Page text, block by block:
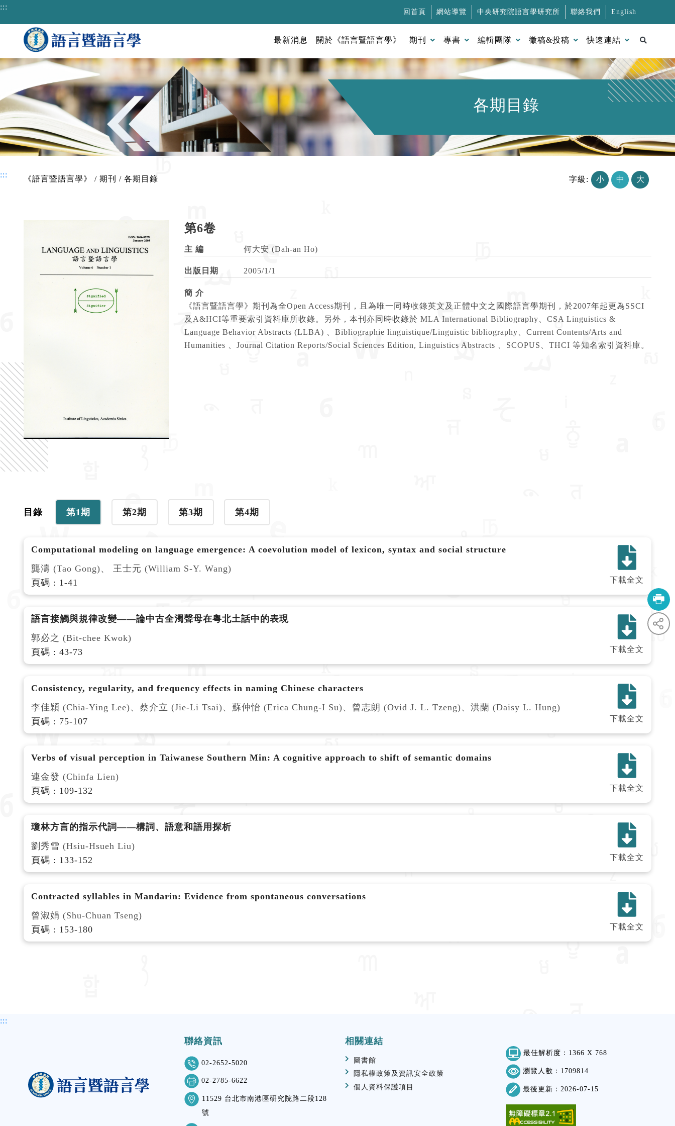
跳到主要內容區塊
:::
回首頁 網站導覽 中央研究院語言學研究所 聯絡我們 English
最新消息 關於《語言暨語言學》 期刊 專書 編輯團隊 徵稿&投稿 快速連結
各期目錄
::: 《語言暨語言學》 / 期刊 / 各期目錄 字級: 小 中 大
第6卷
主 編 何大安 (Dah-an Ho)
出版日期 2005/1/1
簡 介
《語言暨語言學》期刊為全Open Access期刊，且為唯一同時收錄英文及正體中文之國際語言學期刊，於2007年起更為SSCI
及A&HCI等重要索引資料庫所收錄。另外，本刊亦同時收錄於 MLA International Bibliography、CSA Linguistics &
Language Behavior Abstracts (LLBA) 、Bibliographie linguistique/Linguistic bibliography、Current Contents/Arts and
Humanities 、Journal Citation Reports/Social Sciences Edition, Linguistics Abstracts 、SCOPUS、THCI 等知名索引資料庫。
目錄 第1期 第2期 第3期 第4期
Computational modeling on language emergence: A coevolution model of lexicon, syntax and social structure
龔濤 (Tao Gong)、 王士元 (William S-Y. Wang)
頁碼 : 1-41
下載全文
語言接觸與規律改變——論中古全濁聲母在粵北土話中的表現
郭必之 (Bit-chee Kwok)
頁碼 : 43-73
下載全文
Consistency, regularity, and frequency effects in naming Chinese characters
李佳穎 (Chia-Ying Lee)、蔡介立 (Jie-Li Tsai)、蘇仲怡 (Erica Chung-I Su)、曾志朗 (Ovid J. L. Tzeng)、洪蘭 (Daisy L. Hung)
頁碼 : 75-107
下載全文
Verbs of visual perception in Taiwanese Southern Min: A cognitive approach to shift of semantic domains
連金發 (Chinfa Lien)
頁碼 : 109-132
下載全文
瓊林方言的指示代詞——構詞、語意和語用探析
劉秀雪 (Hsiu-Hsueh Liu)
頁碼 : 133-152
下載全文
Contracted syllables in Mandarin: Evidence from spontaneous conversations
曾淑娟 (Shu-Chuan Tseng)
頁碼 : 153-180
下載全文
:::
聯絡資訊
02-2652-5020
02-2785-6622
11529 台北市南港區研究院路二段128
號
相關連結
圖書館
隱私權政策及資訊安全政策
個人資料保護項目
最佳解析度：1366 X 768
瀏覽人數：1709814
最後更新：2026-07-15